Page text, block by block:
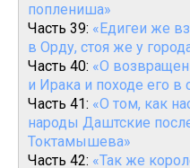
поплениша»
Часть 39: «Едигеи же
в Орду, стоя же у
Часть 40: «О
и Ирака и походе его в
Часть 41: «О том, как
народы Даштские
Токтамышева»
Часть 42: «Так же